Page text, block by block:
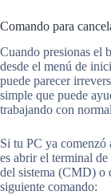
Comando para
Cuando presionas el
desde el menú de
puede parecer
simple que puede
trabajando con
Si tu PC ya comenzó
es abrir el terminal
del sistema (CMD) o
siguiente comando: